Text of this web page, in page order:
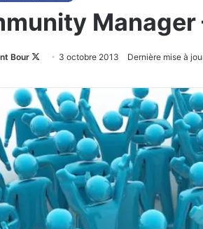
Manager
Bour
Follow
X
3 octobre 2013 Dernière mise à